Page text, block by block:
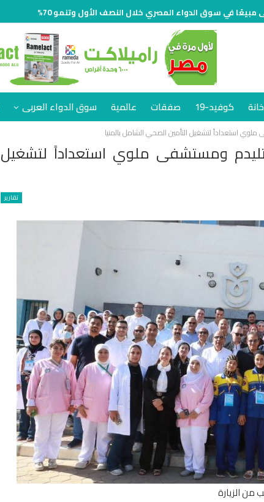
كوفيد-19 صفقات عالمية سوق الدواء العربى
استعداداً لتشغيل التأمين الصحي الشامل بالمنيا
ومستشفى ملوي استعداداً لتشغيل
تقارير
من الزيارة